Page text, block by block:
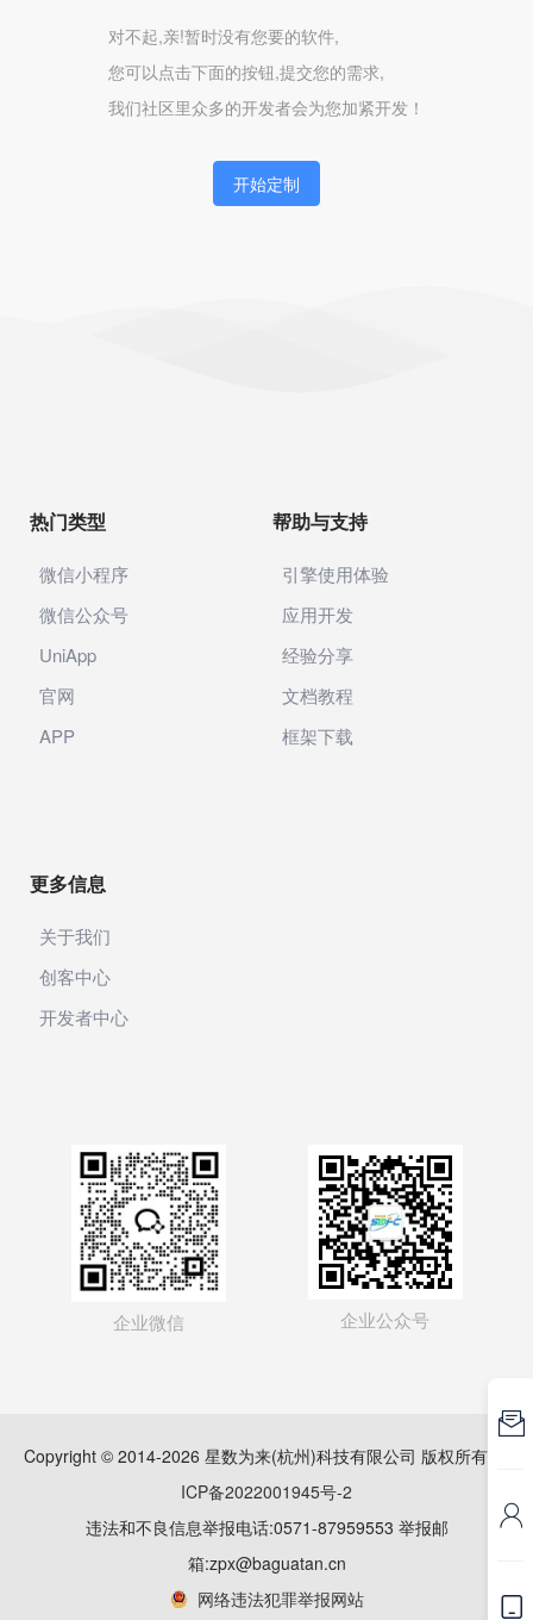
对不起,亲!暂时没有您要的软件,
您可以点击下面的按钮,提交您的需求,
我们社区里众多的开发者会为您加紧开发！
开始定制
热门类型
微信小程序
微信公众号
UniApp
官网
APP
帮助与支持
引擎使用体验
应用开发
经验分享
文档教程
框架下载
更多信息
关于我们
创客中心
开发者中心
企业微信 企业公众号
Copyright © 2014-2026 星数为来(杭州)科技有限公司 版权所有
ICP备2022001945号-2
违法和不良信息举报电话:0571-87959553 举报邮
箱:zpx@baguatan.cn
网络违法犯罪举报网站


